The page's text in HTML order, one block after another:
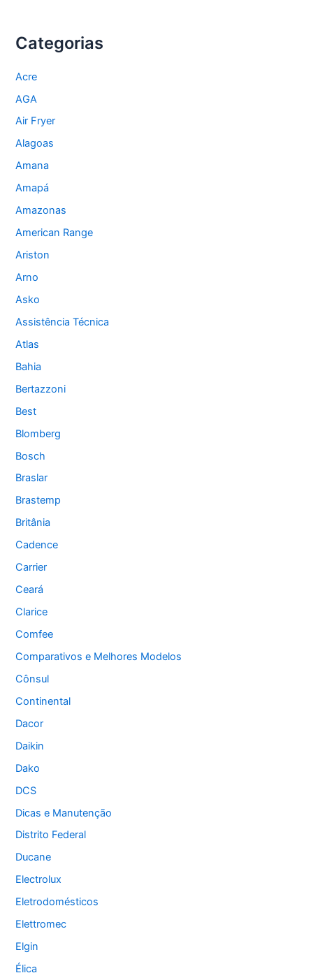
Categorias
Acre
AGA
Air Fryer
Alagoas
Amana
Amapá
Amazonas
American Range
Ariston
Arno
Asko
Assistência Técnica
Atlas
Bahia
Bertazzoni
Best
Blomberg
Bosch
Braslar
Brastemp
Britânia
Cadence
Carrier
Ceará
Clarice
Comfee
Comparativos e Melhores Modelos
Cônsul
Continental
Dacor
Daikin
Dako
DCS
Dicas e Manutenção
Distrito Federal
Ducane
Electrolux
Eletrodomésticos
Elettromec
Elgin
Élica